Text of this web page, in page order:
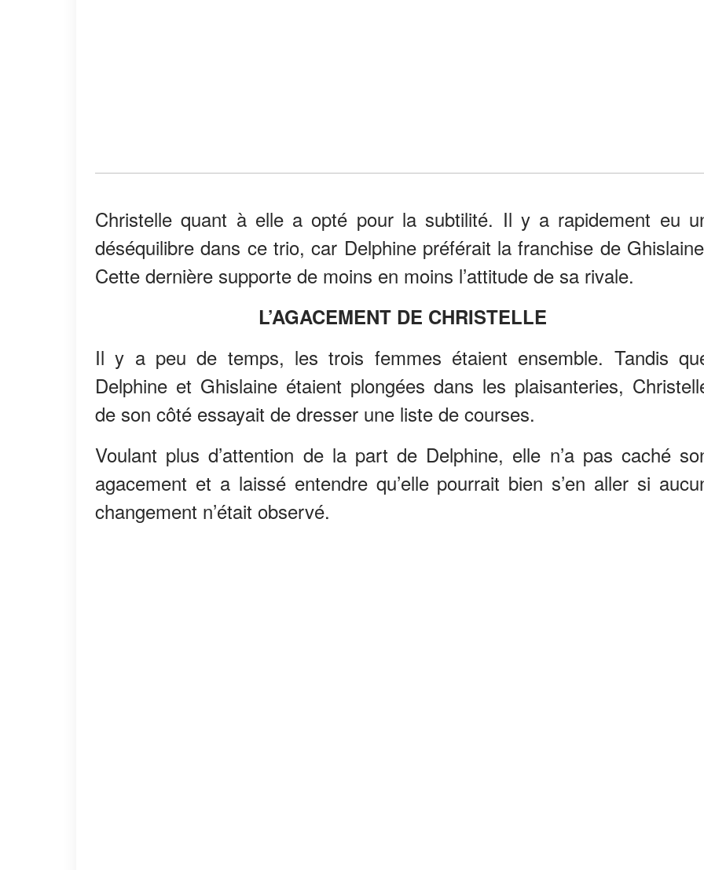
Christelle quant à elle a opté pour la subtilité. Il y a rapidement eu
déséquilibre dans ce trio, car Delphine préférait la franchise de
Cette dernière supporte de moins en moins l’attitude de sa rivale.
L’AGACEMENT DE CHRISTELLE
Il y a peu de temps, les trois femmes étaient ensemble. Tandis
Delphine et Ghislaine étaient plongées dans les plaisanteries,
de son côté essayait de dresser une liste de courses.
Voulant plus d’attention de la part de Delphine, elle n’a pas caché
agacement et a laissé entendre qu’elle pourrait bien s’en aller si
changement n’était observé.